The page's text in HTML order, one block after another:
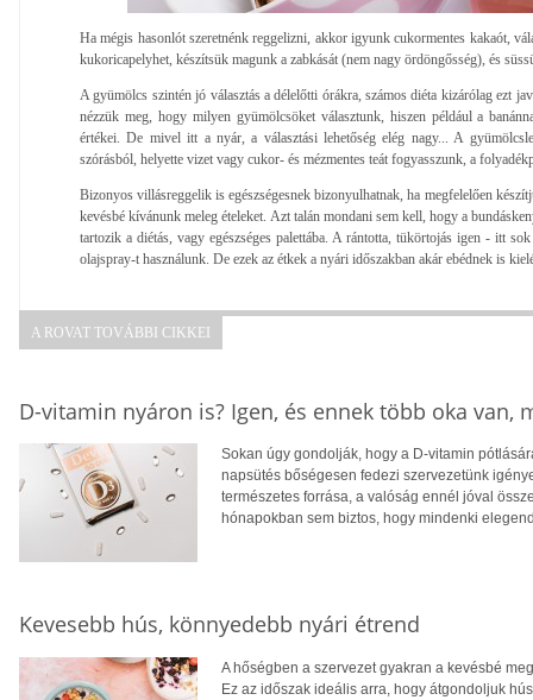
Ha mégis hasonlót szeretnénk reggelizni, akkor igyunk cukormentes kakaót,
kukoricapelyhet, készítsük magunk a zabkását (nem nagy ördöngősség), és
A gyümölcs szintén jó választás a délelőtti órákra, számos diéta kizárólag ezt
nézzük meg, hogy milyen gyümölcsöket választunk, hiszen például a
értékei. De mivel itt a nyár, a választási lehetőség elég nagy... A
szórásból, helyette vizet vagy cukor- és mézmentes teát fogyasszunk, a
Bizonyos villásreggelik is egészségesnek bizonyulhatnak, ha megfelelően
kevésbé kívánunk meleg ételeket. Azt talán mondani sem kell, hogy a
tartozik a diétás, vagy egészséges palettába. A rántotta, tükörtojás igen - itt
olajspray-t használunk. De ezek az étkek a nyári időszakban akár ebédnek is
A ROVAT TOVÁBBI CIKKEI
D-vitamin nyáron is? Igen, és ennek több oka van,
Sokan úgy gondolják, hogy a D-vitamin
napsütés bőségesen fedezi szervezetünk
természetes forrása, a valóság ennél jóval
hónapokban sem biztos, hogy mindenki
Kevesebb hús, könnyedebb nyári étrend
A hőségben a szervezet gyakran a kevésbé
Ez az időszak ideális arra, hogy átgondoljuk